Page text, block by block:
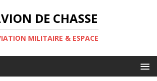
DE CHASSE
MILITAIRE & ESPACE